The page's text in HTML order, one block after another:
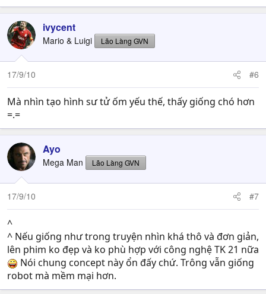
ivycent
Mario & Luigi Lão Làng GVN
17/9/10 #6
Mà nhìn tạo hình sư tử ốm yếu thế, thấy giống chó hơn
=.=
Ayo
Mega Man Lão Làng GVN
17/9/10 #7
^
^ Nếu giống như trong truyện nhìn khá thô và đơn giản,
lên phim ko đẹp và ko phù hợp với công nghệ TK 21 nữa
Nói chung concept này ổn đấy chứ. Trông vẫn giống
robot mà mềm mại hơn.